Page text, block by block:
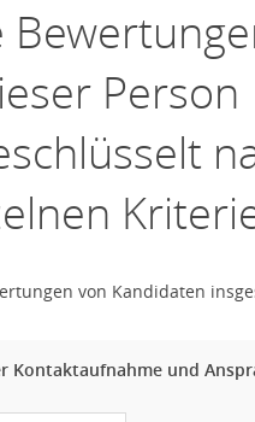
Person
von Kandidaten
Kontaktaufnahme und